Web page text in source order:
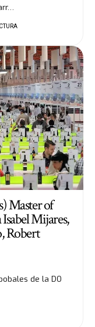
Master of
Mijares,
Robert
de la DO